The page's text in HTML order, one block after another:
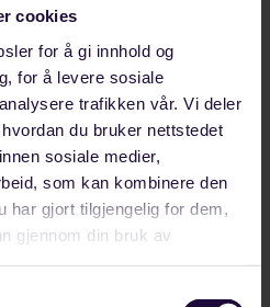
cookies
for å gi innhold og
for å levere sosiale
trafikken vår. Vi deler
du bruker nettstedet
sosiale medier,
som kan kombinere den
har gjort tilgjengelig for dem,
gjennom din bruk av